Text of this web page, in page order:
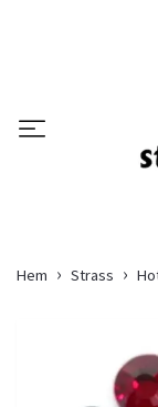
Hem Strass